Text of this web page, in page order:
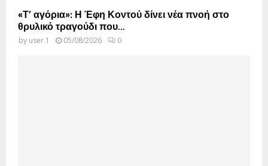
«Τ’ αγόρια»: Η Έφη Κοντού δίνει νέα πνοή στο
θρυλικό τραγούδι που...
by user 1 05/08/2026 0